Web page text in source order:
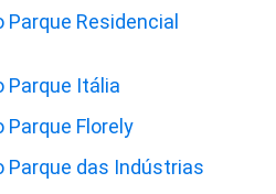
Residencial
Parque Itália
Parque Florely
Parque das Indústrias